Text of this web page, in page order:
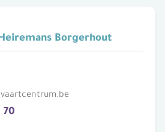
Borgerhout
70